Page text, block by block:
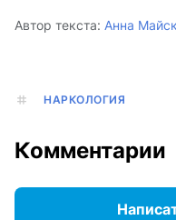
Автор текста: Анна
НАРКОЛОГИЯ
Комментарии